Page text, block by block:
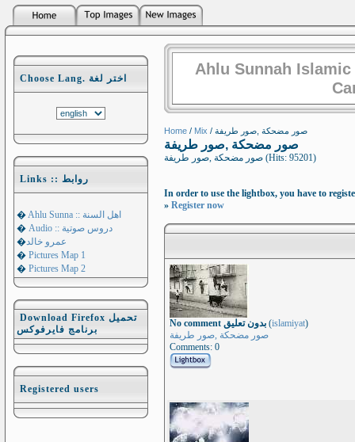
Choose Lang. اختر لغة
Links :: روابط
�
Ahlu Sunna :: اهل السنة
�
Audio :: دروس صوتية
�عمرو خالد
� Pictures Map 1
� Pictures Map 2
Download Firefox تحميل
برنامج فايرفوكس
Registered users
Ahlu Sunnah
Home / Mix / صور مضحكة ,صور طريفة
صور مضحكة ,صور طريفة
صور مضحكة ,صور طريفة (Hits: 95201)
In order to use the lightbox, you have to
» Register now
No comment بدون تعليق (islamiyat)
صور مضحكة ,صور طريفة
Comments: 0